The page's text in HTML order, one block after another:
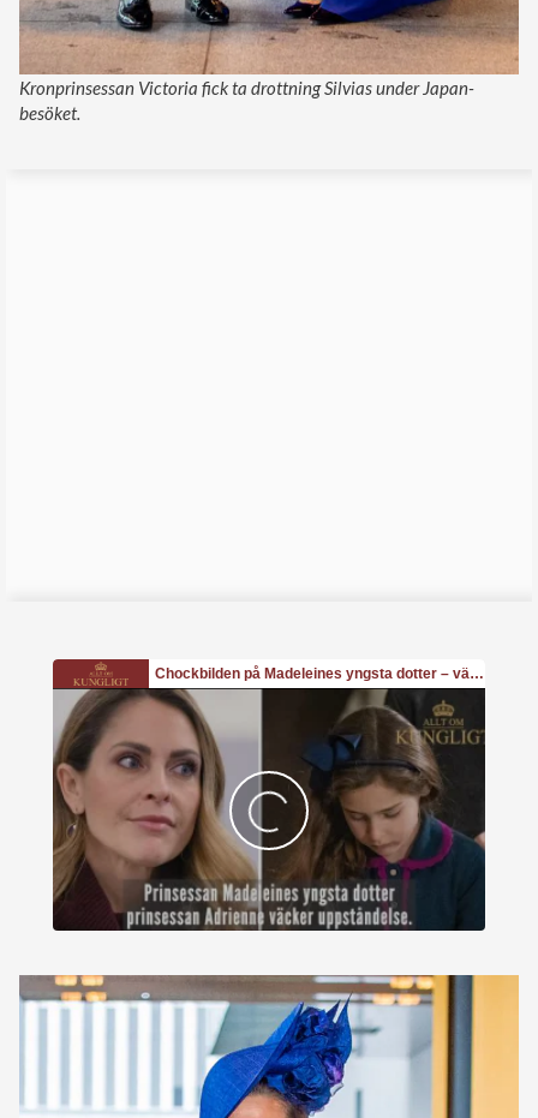
Kronprinsessan Victoria fick ta drottning Silvias under Japan-
besöket.